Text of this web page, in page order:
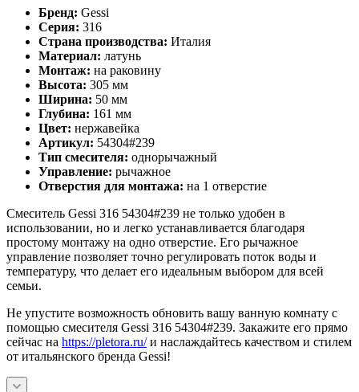
Бренд: Gessi
Серия: 316
Страна производства: Италия
Материал: латунь
Монтаж: на раковину
Высота: 305 мм
Ширина: 50 мм
Глубина: 161 мм
Цвет: нержавейка
Артикул: 54304#239
Тип смесителя: однорычажный
Управление: рычажное
Отверстия для монтажа: на 1 отверстие
Смеситель Gessi 316 54304#239 не только удобен в
использовании, но и легко устанавливается благодаря
простому монтажу на одно отверстие. Его рычажное
управление позволяет точно регулировать поток воды и
температуру, что делает его идеальным выбором для всей
семьи.
Не упустите возможность обновить вашу ванную комнату с
помощью смесителя Gessi 316 54304#239. Закажите его прямо
сейчас на https://pletora.ru/и наслаждайтесь качеством и стилем
от итальянского бренда Gessi!